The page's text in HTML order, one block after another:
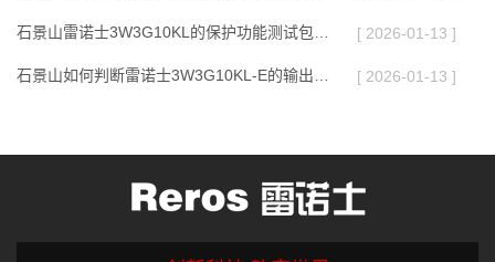
[ 2026-01-13 ]
[ 2026-01-13 ]